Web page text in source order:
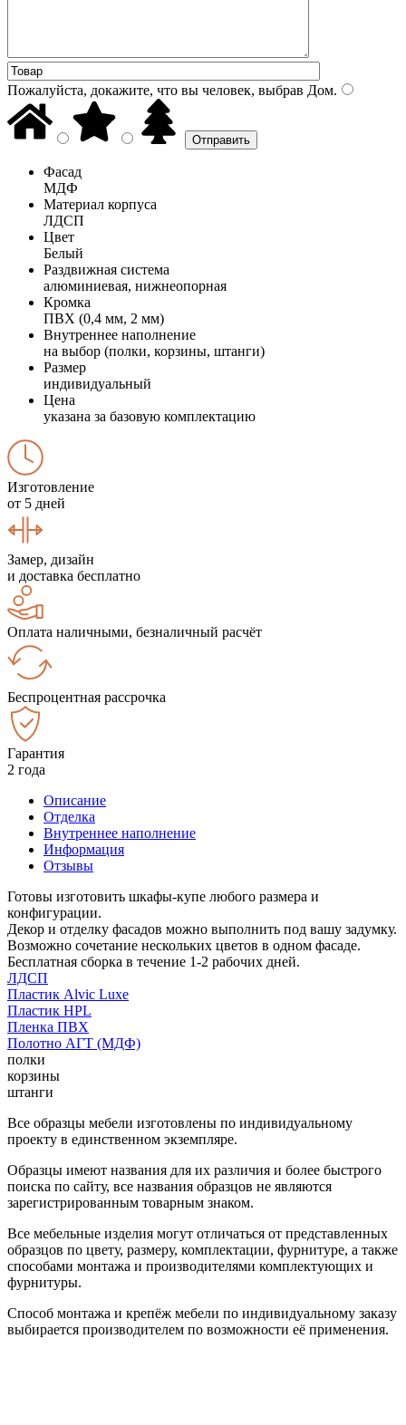
Пожалуйста, докажите, что вы человек, выбрав Дом.
Фасад
МДФ
Материал корпуса
ЛДСП
Цвет
Белый
Раздвижная система
алюминиевая, нижнеопорная
Кромка
ПВХ (0,4 мм, 2 мм)
Внутреннее наполнение
на выбор (полки, корзины, штанги)
Размер
индивидуальный
Цена
указана за базовую комплектацию
Изготовление
от 5 дней
Замер, дизайн
и доставка бесплатно
Оплата наличными, безналичный расчёт
Беспроцентная рассрочка
Гарантия
2 года
Описание
Отделка
Внутреннее наполнение
Информация
Отзывы
Готовы изготовить шкафы-купе любого размера и
конфигурации.
Декор и отделку фасадов можно выполнить под вашу задумку.
Возможно сочетание нескольких цветов в одном фасаде.
Бесплатная сборка в течение 1-2 рабочих дней.
ЛДСП
Пластик Alvic Luxe
Пластик HPL
Пленка ПВХ
Полотно АГТ (МДФ)
полки
корзины
штанги
Все образцы мебели изготовлены по индивидуальному
проекту в единственном экземпляре.
Образцы имеют названия для их различия и более быстрого
поиска по сайту, все названия образцов не являются
зарегистрированным товарным знаком.
Все мебельные изделия могут отличаться от представленных
образцов по цвету, размеру, комплектации, фурнитуре, а также
способами монтажа и производителями комплектующих и
фурнитуры.
Способ монтажа и крепёж мебели по индивидуальному заказу
выбирается производителем по возможности её применения.